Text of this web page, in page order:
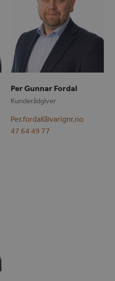
Per Gunnar Fordal
Kunderådgiver
Per.fordal@varignr.no
47 64 49 77